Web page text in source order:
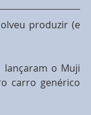
produzir (e
lançaram o Muji
carro genérico